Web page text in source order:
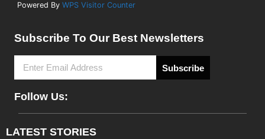
Powered By WPS Visitor Counter
Subscribe To Our Best Newsletters
Subscribe
Follow Us:
LATEST STORIES